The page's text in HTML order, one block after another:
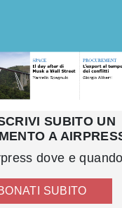
SUBITO UN
A
dove e
SUBITO